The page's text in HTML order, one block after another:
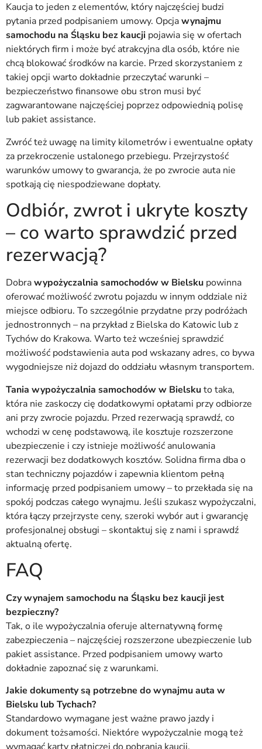
Kaucja to jeden z elementów, który najczęściej budzi
pytania przed podpisaniem umowy. Opcjawynajmu
samochodu na Śląsku bez kaucji pojawia się w ofertach
niektórych firm i może być atrakcyjna dla osób, które nie
chcą blokować środków na karcie. Przed skorzystaniem z
takiej opcji warto dokładnie przeczytać warunki –
bezpieczeństwo finansowe obu stron musi być
zagwarantowane najczęściej poprzez odpowiednią polisę
lub pakiet assistance.
Zwróć też uwagę na limity kilometrów i ewentualne opłaty
za przekroczenie ustalonego przebiegu. Przejrzystość
warunków umowy to gwarancja, że po zwrocie auta nie
spotkają cię niespodziewane dopłaty.
Odbiór, zwrot i ukryte koszty
– co warto sprawdzić przed
rezerwacją?
Dobrawypożyczalnia samochodów w Bielsku powinna
oferować możliwość zwrotu pojazdu w innym oddziale niż
miejsce odbioru. To szczególnie przydatne przy podróżach
jednostronnych – na przykład z Bielska do Katowic lub z
Tychów do Krakowa. Warto też wcześniej sprawdzić
możliwość podstawienia auta pod wskazany adres, co bywa
wygodniejsze niż dojazd do oddziału własnym transportem.
Tania wypożyczalnia samochodów w Bielskuto taka,
która nie zaskoczy cię dodatkowymi opłatami przy odbiorze
ani przy zwrocie pojazdu. Przed rezerwacją sprawdź, co
wchodzi w cenę podstawową, ile kosztuje rozszerzone
ubezpieczenie i czy istnieje możliwość anulowania
rezerwacji bez dodatkowych kosztów. Solidna firma dba o
stan techniczny pojazdów i zapewnia klientom pełną
informację przed podpisaniem umowy – to przekłada się na
spokój podczas całego wynajmu. Jeśli szukasz wypożyczalni,
która łączy przejrzyste ceny, szeroki wybór aut i gwarancję
profesjonalnej obsługi – skontaktuj się z nami i sprawdź
aktualną ofertę.
FAQ
Czy wynajem samochodu na Śląsku bez kaucji jest
bezpieczny?
Tak, o ile wypożyczalnia oferuje alternatywną formę
zabezpieczenia – najczęściej rozszerzone ubezpieczenie lub
pakiet assistance. Przed podpisaniem umowy warto
dokładnie zapoznać się z warunkami.
Jakie dokumenty są potrzebne do wynajmu auta w
Bielsku lub Tychach?
Standardowo wymagane jest ważne prawo jazdy i
dokument tożsamości. Niektóre wypożyczalnie mogą też